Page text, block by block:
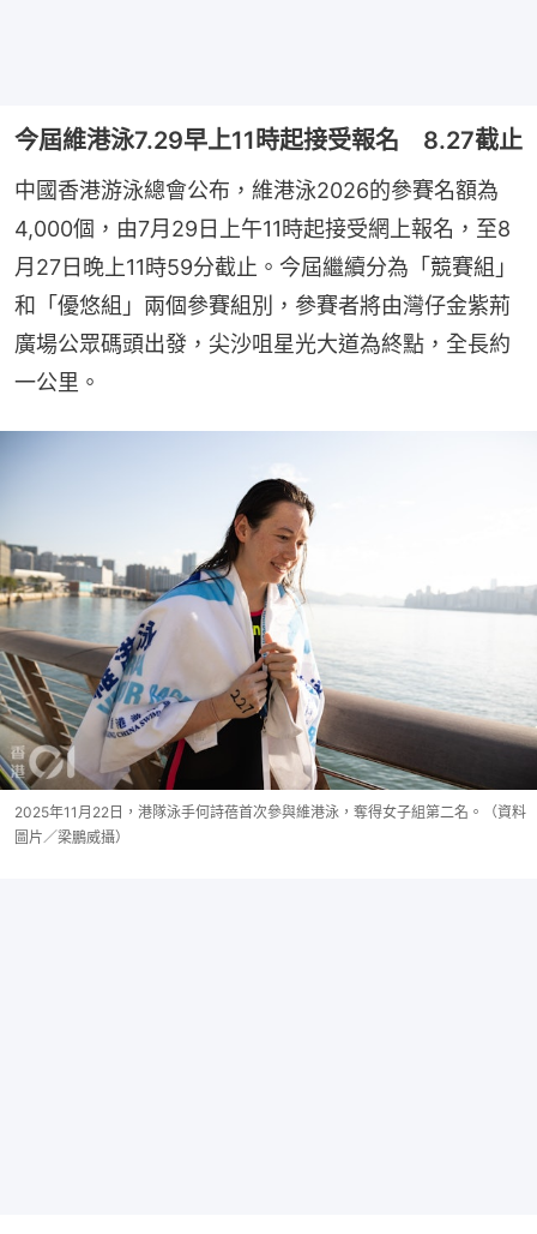
今屆維港泳7.29早上11時起接受報名 8.27截止
中國香港游泳總會公布，維港泳2026的參賽名額為
4,000個，由7月29日上午11時起接受網上報名，至8
月27日晚上11時59分截止。今屆繼續分為「競賽組」
和「優悠組」兩個參賽組別，參賽者將由灣仔金紫荊
廣場公眾碼頭出發，尖沙咀星光大道為終點，全長約
一公里。
2025年11月22日，港隊泳手何詩蓓首次參與維港泳，奪得女子組第二名。（資料
圖片／梁鵬威攝）